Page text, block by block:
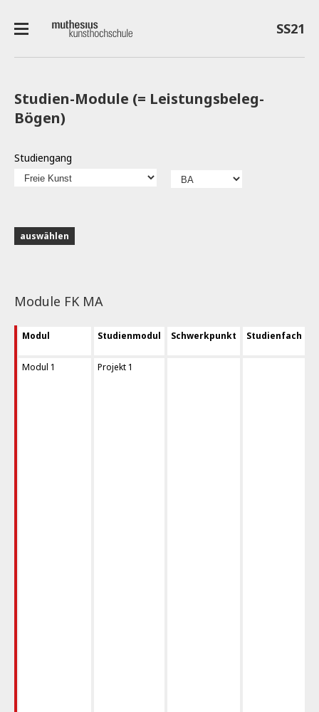
SS21
Studien-Module (= Leistungsbeleg-
Bögen)
Studiengang
Module FK MA
Modul Studienmodul Schwerkpunkt Studienfach
Modul 1 Projekt 1